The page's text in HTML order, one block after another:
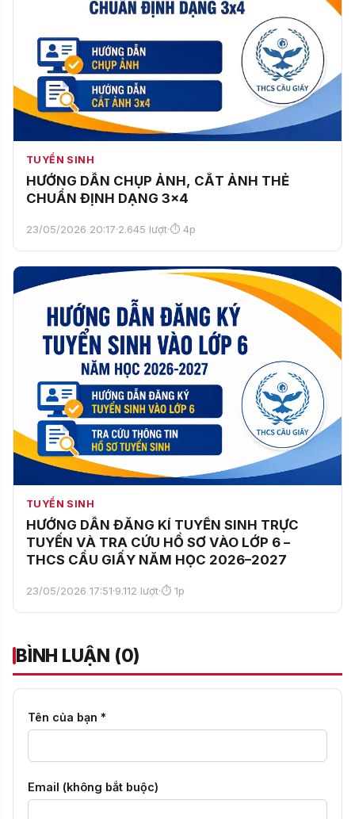
TUYỂN SINH
HƯỚNG DẪN CHỤP ẢNH, CẮT ẢNH THẺ
CHUẨN ĐỊNH DẠNG 3x4
23/05/2026 20:17·2.645 lượt·⏱ 4p
TUYỂN SINH
HƯỚNG DẪN ĐĂNG KÍ TUYỂN SINH TRỰC
TUYẾN VÀ TRA CỨU HỒ SƠ VÀO LỚP 6 –
THCS CẦU GIẤY NĂM HỌC 2026–2027
23/05/2026 17:51·9.112 lượt·⏱ 1p
BÌNH LUẬN (0)
Tên của bạn *
Email (không bắt buộc)